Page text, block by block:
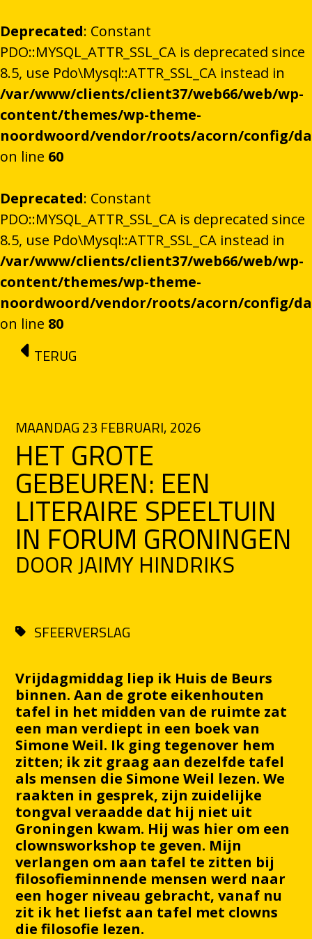
Deprecated: Constant
PDO::MYSQL_ATTR_SSL_CA is deprecated since
8.5, use Pdo\Mysql::ATTR_SSL_CA instead in
/var/www/clients/client37/web66/web/wp-
content/themes/wp-theme-
noordwoord/vendor/roots/acorn/config/
on line 60
Deprecated: Constant
PDO::MYSQL_ATTR_SSL_CA is deprecated since
8.5, use Pdo\Mysql::ATTR_SSL_CA instead in
/var/www/clients/client37/web66/web/wp-
content/themes/wp-theme-
noordwoord/vendor/roots/acorn/config/
on line 80
Ga naar de inhoud
TERUG
MAANDAG 23 FEBRUARI, 2026
HET GROTE
GEBEUREN: EEN
LITERAIRE SPEELTUIN
IN FORUM GRONINGEN
DOOR JAIMY HINDRIKS
SFEERVERSLAG
Vrijdagmiddag liep ik Huis de Beurs
binnen. Aan de grote eikenhouten
tafel in het midden van de ruimte zat
een man verdiept in een boek van
Simone Weil. Ik ging tegenover hem
zitten; ik zit graag aan dezelfde tafel
als mensen die Simone Weil lezen. We
raakten in gesprek, zijn zuidelijke
tongval veraadde dat hij niet uit
Groningen kwam. Hij was hier om een
clownsworkshop te geven. Mijn
verlangen om aan tafel te zitten bij
filosofieminnende mensen werd naar
een hoger niveau gebracht, vanaf nu
zit ik het liefst aan tafel met clowns
die filosofie lezen.